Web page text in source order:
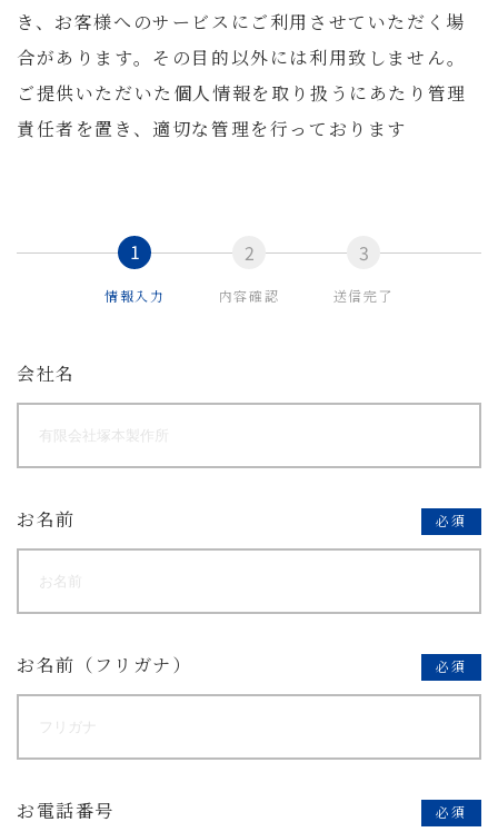
き、お客様へのサービスにご利用させていただく場
合があります。その目的以外には利用致しません。
ご提供いただいた個人情報を取り扱うにあたり管理
責任者を置き、適切な管理を行っております
情報入力 内容確認 送信完了
会社名
お名前 必須
お名前（フリガナ） 必須
お電話番号 必須